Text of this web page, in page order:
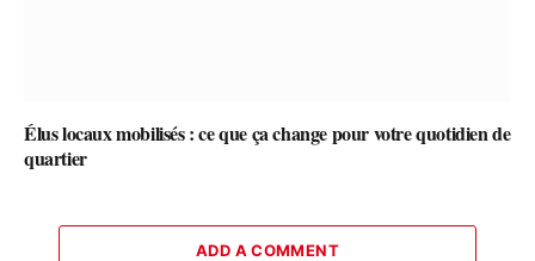
Élus locaux mobilisés : ce que ça change pour votre quotidien de
quartier
ADD A COMMENT